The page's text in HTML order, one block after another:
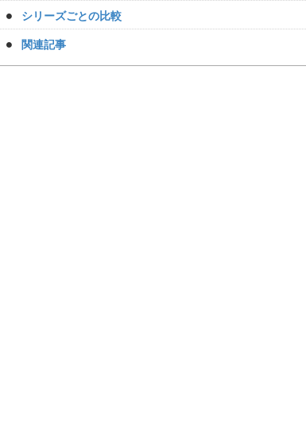
シリーズごとの比較
関連記事